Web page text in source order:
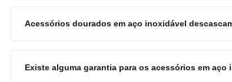
Acessórios dourados em aço inoxidável
Existe alguma garantia para os acessórios em aço